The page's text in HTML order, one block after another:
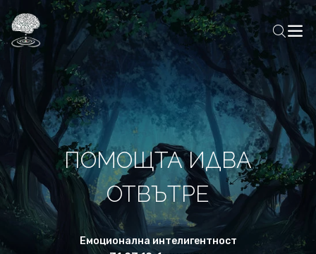
ПОМОЩТА ИДВА
ОТВЪТРЕ
Емоционална интелигентност